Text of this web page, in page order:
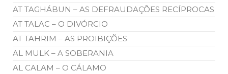
AT TAGHÁBUN – AS DEFRAUDAÇÕES RECÍPROCAS
AT TALAC – O DIVÓRCIO
AT TAHRIM – AS PROIBIÇÕES
AL MULK – A SOBERANIA
AL CALAM – O CÁLAMO